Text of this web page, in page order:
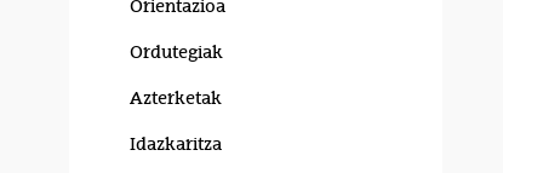
Orientazioa
Ordutegiak
Azterketak
Idazkaritza